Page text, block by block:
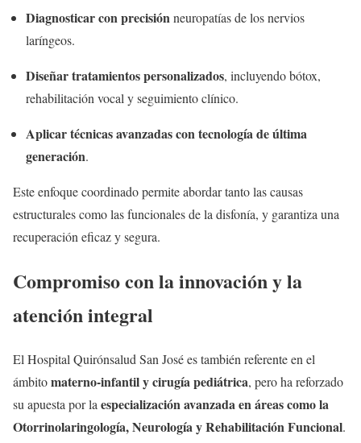
Diagnosticar con precisiónneuropatías de los nervios
laríngeos.
Diseñar tratamientos personalizados, incluyendo bótox,
rehabilitación vocal y seguimiento clínico.
Aplicar técnicas avanzadas con tecnología de última
generación.
Este enfoque coordinado permite abordar tanto las causas
estructurales como las funcionales de la disfonía, y garantiza una
recuperación eficaz y segura.
Compromiso con la innovación y la
atención integral
El Hospital Quirónsalud San José es también referente en el
ámbitomaterno-infantil y cirugía pediátrica, pero ha reforzado
su apuesta por la especialización avanzada en áreas como la
Otorrinolaringología, Neurología y Rehabilitación Funcional.